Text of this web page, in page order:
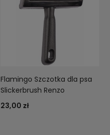
Flamingo Szczotka dla psa
Slickerbrush Renzo
23,00 zł